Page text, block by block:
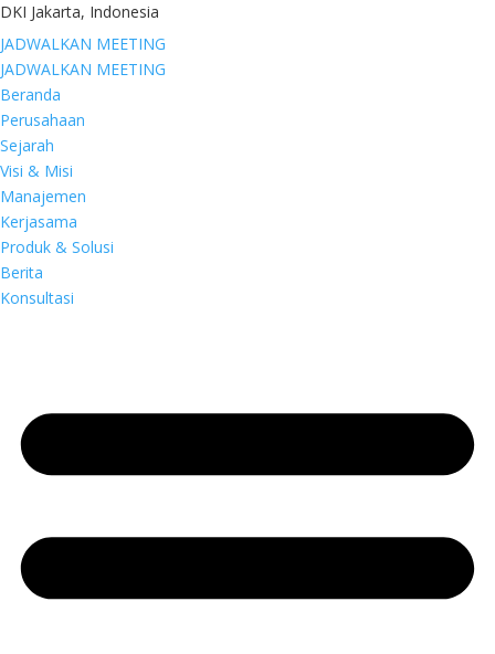
DKI Jakarta, Indonesia
JADWALKAN MEETING
JADWALKAN MEETING
Beranda
Perusahaan
Sejarah
Visi & Misi
Manajemen
Kerjasama
Produk & Solusi
Berita
Konsultasi